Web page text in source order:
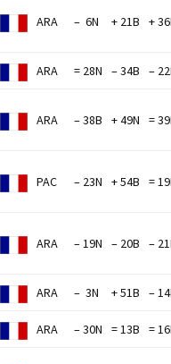
ARA – 6N + 21B +
ARA = 28N – 34B –
ARA – 38B + 49N =
PAC – 23N + 54B =
ARA – 19N – 20B –
ARA – 3N + 51B –
ARA – 30N = 13B =